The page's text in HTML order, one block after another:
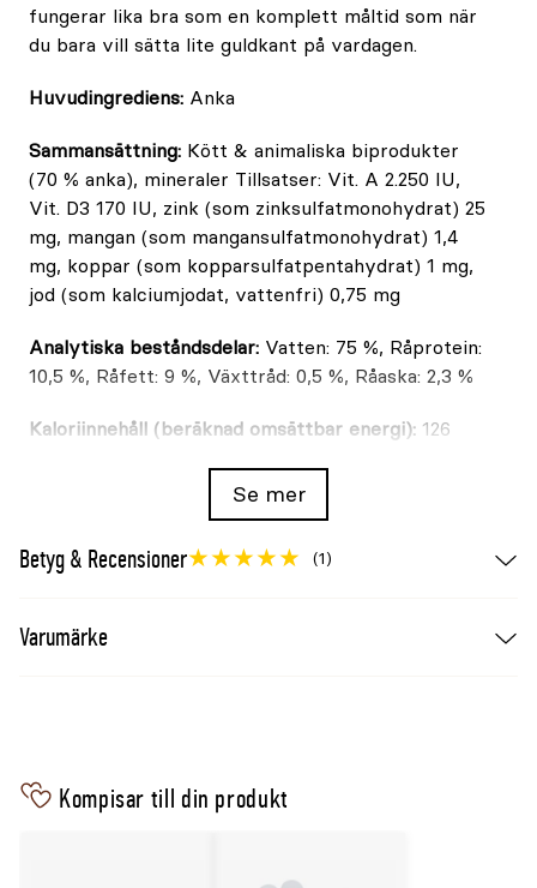
fungerar lika bra som en komplett måltid som när
du bara vill sätta lite guldkant på vardagen.
Huvudingrediens: Anka
Sammansättning: Kött & animaliska biprodukter
(70 % anka), mineraler Tillsatser: Vit. A 2.250 IU,
Vit. D3 170 IU, zink (som zinksulfatmonohydrat) 25
mg, mangan (som mangansulfatmonohydrat) 1,4
mg, koppar (som kopparsulfatpentahydrat) 1 mg,
jod (som kalciumjodat, vattenfri) 0,75 mg
Analytiska beståndsdelar: Vatten: 75 %, Råprotein:
10,5 %, Råfett: 9 %, Växttråd: 0,5 %, Råaska: 2,3 %
Kaloriinnehåll (beräknad omsättbar energi): 126
Se mer
Betyg & Recensioner (1)
Varumärke
Kompisar till din produkt